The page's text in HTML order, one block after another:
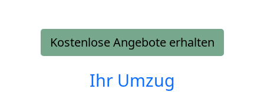
Kostenlose Angebote erhalten
Ihr Umzug